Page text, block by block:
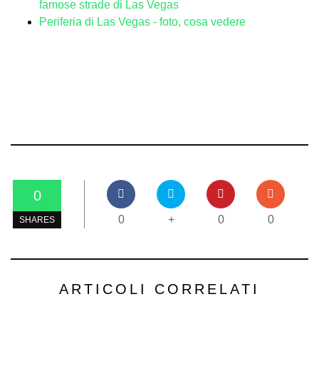
famose strade di Las Vegas
Periferia di Las Vegas - foto, cosa vedere
0
SHARES 0 + 0 0
ARTICOLI CORRELATI